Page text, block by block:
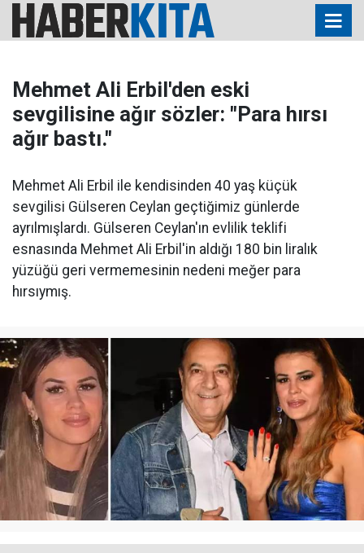
Mehmet Ali Erbil'den eski
sevgilisine ağır sözler: "Para hırsı
ağır bastı."
Mehmet Ali Erbil ile kendisinden 40 yaş küçük
sevgilisi Gülseren Ceylan geçtiğimiz günlerde
ayrılmışlardı. Gülseren Ceylan'ın evlilik teklifi
esnasında Mehmet Ali Erbil'in aldığı 180 bin liralık
yüzüğü geri vermemesinin nedeni meğer para
hırsıymış.